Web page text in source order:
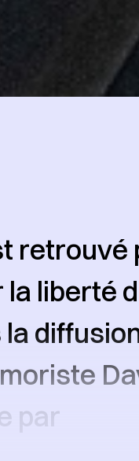
liberté
par